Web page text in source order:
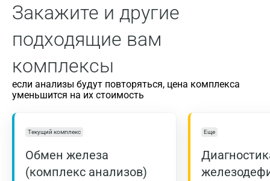
Закажите и другие
подходящие вам
комплексы
если анализы будут повторяться, цена комплекса
уменьшится на их стоимость
Текущий комплекс
Обмен железа
(комплекс анализов)
Еще